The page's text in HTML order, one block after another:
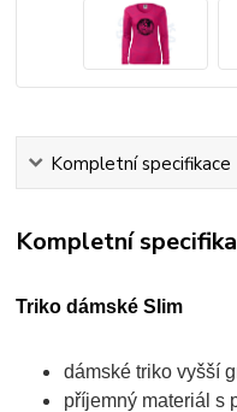
Kompletní specifikace
Kompletní
Triko dámské Slim
dámské triko vyšší
příjemný materiál s